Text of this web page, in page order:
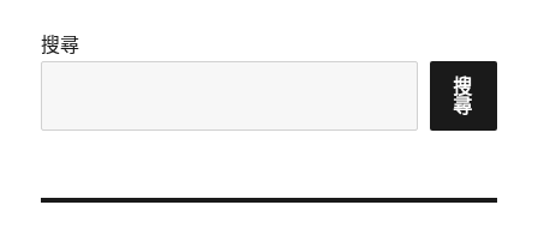
搜尋
搜
尋